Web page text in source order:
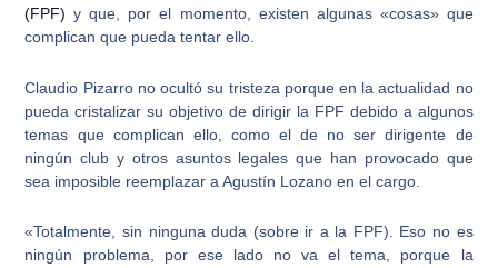
(FPF) y que, por el momento, existen algunas «cosas» que
complican que pueda tentar ello.
Claudio Pizarrono ocultó su tristeza porque en la actualidad no
pueda cristalizar suobjetivo de dirigir la FPF debido a algunos
temas que complican ello, como el de no ser dirigente de
ningún club y otros asuntos legales que han provocado que
sea imposible reemplazar a Agustín Lozano en el cargo.
«Totalmente, sin ninguna duda (sobre ir a la FPF). Eso no es
ningún problema, por ese lado no va el tema, porque la